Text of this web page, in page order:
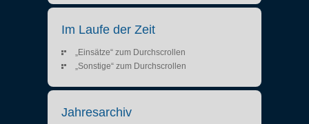
Im Laufe der Zeit
„Einsätze“ zum Durchscrollen
„Sonstige“ zum Durchscrollen
Jahresarchiv